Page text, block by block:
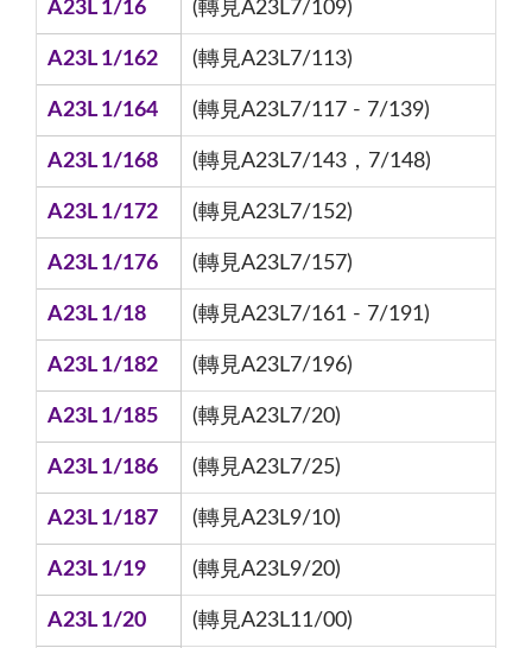
A23L 1/16 (轉見A23L7/109)
A23L 1/162 (轉見A23L7/113)
A23L 1/164 (轉見A23L7/117 - 7/139)
A23L 1/168 (轉見A23L7/143，7/148)
A23L 1/172 (轉見A23L7/152)
A23L 1/176 (轉見A23L7/157)
A23L 1/18 (轉見A23L7/161 - 7/191)
A23L 1/182 (轉見A23L7/196)
A23L 1/185 (轉見A23L7/20)
A23L 1/186 (轉見A23L7/25)
A23L 1/187 (轉見A23L9/10)
A23L 1/19 (轉見A23L9/20)
A23L 1/20 (轉見A23L11/00)